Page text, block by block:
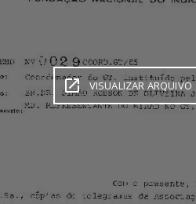
VISUALIZAR ARQUIVO